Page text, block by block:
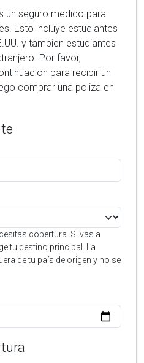
un seguro medico para
estudiantes
y tambien estudiantes
Por favor,
para recibir un
comprar una poliza en
cobertura. Si vas a
tu destino principal. La
de tu país de origen y no se